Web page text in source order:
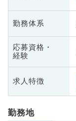
勤務体系
応募資格・
経験
求人特徴
勤務地